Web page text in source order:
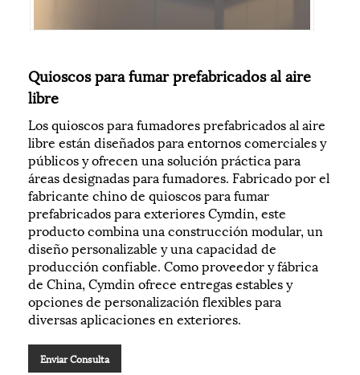
Quioscos para fumar prefabricados al aire
libre
Los quioscos para fumadores prefabricados al aire
libre están diseñados para entornos comerciales y
públicos y ofrecen una solución práctica para
áreas designadas para fumadores. Fabricado por el
fabricante chino de quioscos para fumar
prefabricados para exteriores Cymdin, este
producto combina una construcción modular, un
diseño personalizable y una capacidad de
producción confiable. Como proveedor y fábrica
de China, Cymdin ofrece entregas estables y
opciones de personalización flexibles para
diversas aplicaciones en exteriores.
Enviar Consulta